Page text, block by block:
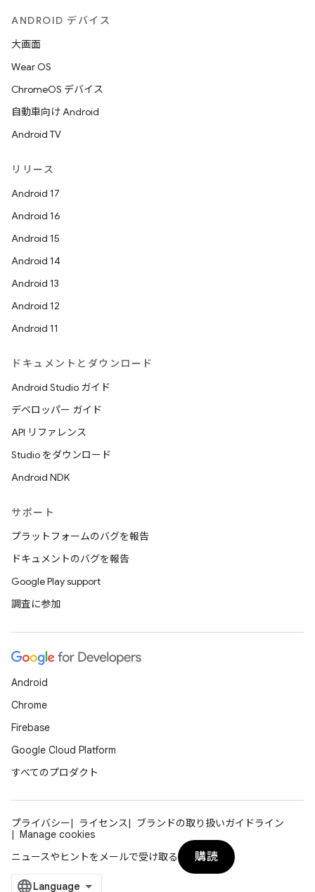
ANDROID デバイス
大画面
Wear OS
ChromeOS デバイス
自動車向け Android
Android TV
リリース
Android 17
Android 16
Android 15
Android 14
Android 13
Android 12
Android 11
ドキュメントとダウンロード
Android Studio ガイド
デベロッパー ガイド
API リファレンス
Studio をダウンロード
Android NDK
サポート
プラットフォームのバグを報告
ドキュメントのバグを報告
Google Play support
調査に参加
Android
Chrome
Firebase
Google Cloud Platform
すべてのプロダクト
プライバシー ライセンス
ブランドの取り扱いガイドライン
Manage cookies
ニュースやヒントをメールで受け取る
購読